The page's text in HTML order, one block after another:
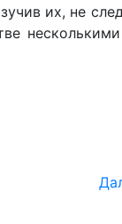
их, не